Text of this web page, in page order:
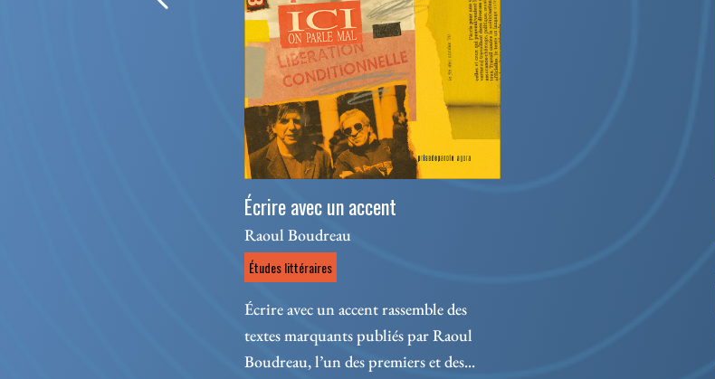
Écrire avec un accent
Raoul Boudreau
Études littéraires
Écrire avec un accent rassemble des
textes marquants publiés par Raoul
Boudreau, l’un des premiers et des...